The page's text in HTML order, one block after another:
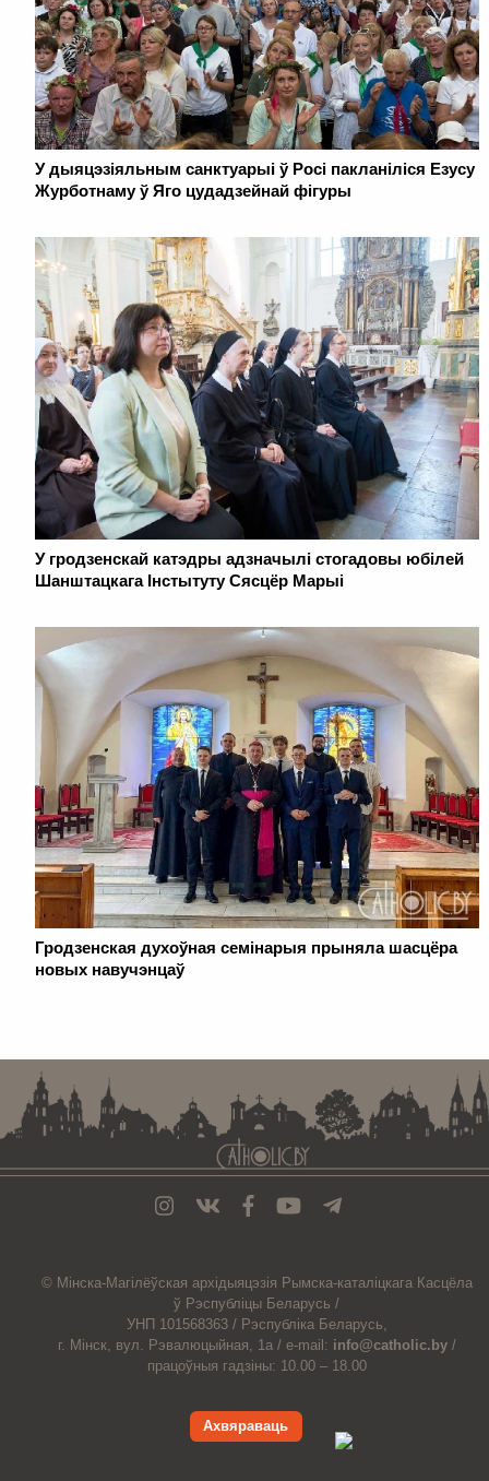
У дыяцэзіяльным санктуарыі ў Росі пакланіліся Езусу
Журботнаму ў Яго цудадзейнай фігуры
У гродзенскай катэдры адзначылі стогадовы юбілей
Шанштацкага Інстытуту Сясцёр Марыі
Гродзенская духоўная семінарыя прыняла шасцёра
новых навучэнцаў
© Мiнска-Магiлёўская архiдыяцэзiя Рымска-каталіцкага Касцёла
ў Рэспубліцы Беларусь /
УНП 101568363 / Рэспубліка Беларусь,
г. Мінск, вул. Рэвалюцыйная, 1а / e-mail: info@catholic.by /
працоўныя гадзіны: 10.00 – 18.00
Ахвяраваць